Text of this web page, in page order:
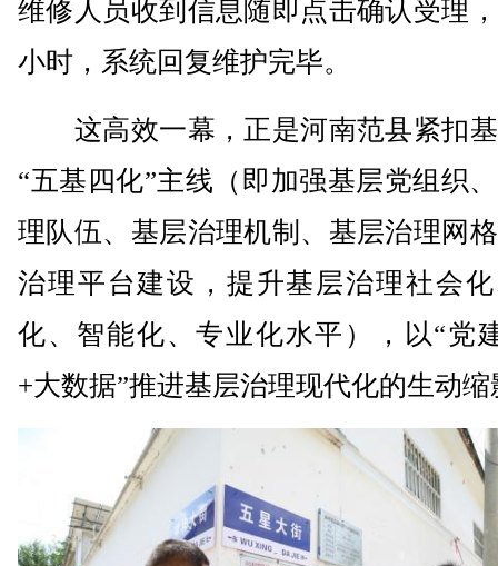
维修人员收到信息随即点击确认受理
小时，系统回复维护完毕。
这高效一幕，正是河南范县紧扣
“五基四化”主线（即加强基层党组织
理队伍、基层治理机制、基层治理网
治理平台建设，提升基层治理社会
化、智能化、专业化水平），以“党
+大数据”推进基层治理现代化的生动缩